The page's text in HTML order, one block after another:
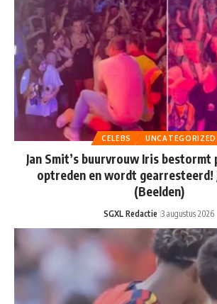
CELEBS UNCATEGORIZED
Jan Smit’s buurvrouw Iris bestormt
optreden en wordt gearresteerd!
(Beelden)
SGXL Redactie 3 augustus 2026